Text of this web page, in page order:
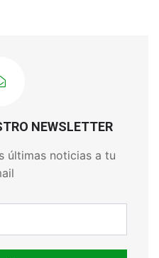
NEWSLETTER
últimas noticias a tu